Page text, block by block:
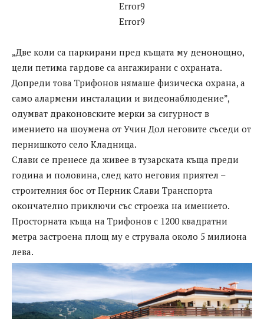
Error9
Error9
„Две коли са паркирани пред къщата му денонощно,
цели петима гардове са ангажирани с охраната.
Допреди това Трифонов нямаше физическа охрана, а
само алармени инсталации и видеонаблюдение”,
одумват драконовските мерки за сигурност в
имението на шоумена от Учин Дол неговите съседи от
пернишкото село Кладница.
Слави се пренесе да живее в тузарската къща преди
година и половина, след като неговия приятел –
строителния бос от Перник Слави Транспорта
окончателно приключи със строежа на имението.
Просторната къща на Трифонов с 1200 квадратни
метра застроена площ му е струвала около 5 милиона
лева.